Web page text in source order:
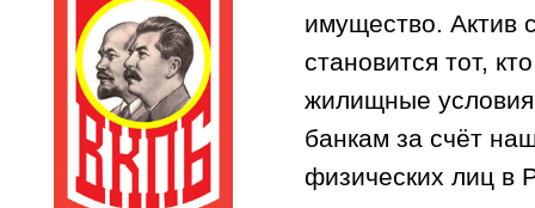
имущество. Актив
становится тот,
жилищные
банкам за счёт
физических лиц в